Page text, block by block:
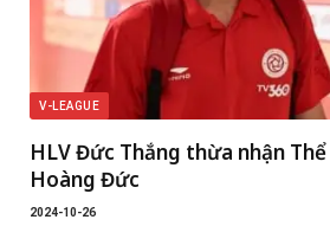
V-LEAGUE
HLV Đức Thắng thừa nhận
Hoàng Đức
2024-10-26